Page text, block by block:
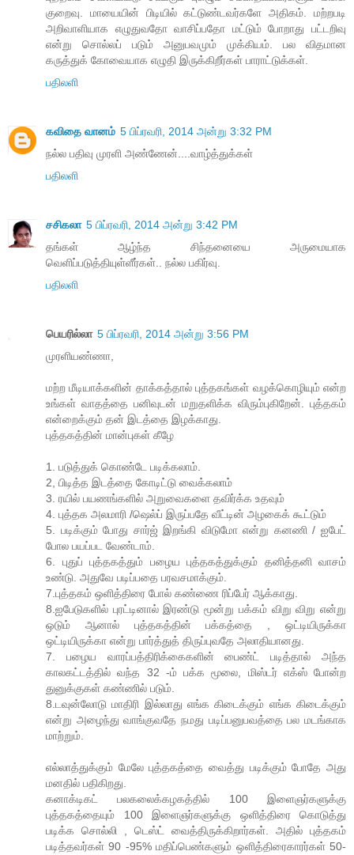
குறைவு. மாயையின் பிடியில் கட்டுண்டவர்களே அதிகம். மற்றபடி
அறிவாளியாக எழுதுவதோ வாசிப்பதோ மட்டும் போறாது பட்டறிவு
என்று சொல்லப் படும் அனுபவமும் முக்கியம். பல விதமான
கருத்துக் கோவையாக எழுதி இருக்கிறீர்கள் பாராட்டுக்கள்.
பதிலளி
கவிதை வானம் 5 பிப்ரவரி, 2014 அன்று 3:32 PM
நல்ல பதிவு முரளி அண்ணேன்....வாழ்த்துக்கள்
பதிலளி
சசிகலா 5 பிப்ரவரி, 2014 அன்று 3:42 PM
தங்கள் ஆழ்ந்த சிந்தனையை அருமையாக
வெளிப்படுத்தியுள்ளீர்கள்.. நல்ல பகிர்வு.
பதிலளி
பெயரில்லா 5 பிப்ரவரி, 2014 அன்று 3:56 PM
முரளியண்ணா,
மற்ற மீடியாக்களின் தாக்கத்தால் புத்தகங்கள் வழக்கொழியும் என்ற
உங்கள் வாதத்தை பனிவுடன் மறுதளிக்க விரும்புகிறேன். புத்தகம்
என்றைக்கும் தன் இடத்தை இழக்காது.
புத்தகத்தின் மான்புகள் கீழே
1. படுத்துக் கொண்டே படிக்கலாம்.
2, பிடித்த இடத்தை கோடிட்டு வைக்கலாம்
3. ரயில் பயணங்களில் அறுவைகளை தவிர்க்க உதவும்
4. புத்தக அலமாரி /ஷெல்ப் இருப்பதே வீட்டின் அழகைக் கூட்டும்
5. படிக்கும் போது சார்ஜ் இறங்கி விடுமோ என்று கனணி / ஐபேட்
போல பயப்பட வேண்டாம்.
6. புதுப் புத்தகத்தும் பழைய புத்தகத்துக்கும் தனித்தனி வாசம்
உண்டு. அதுவே படிப்பதை பரவசமாக்கும்.
7.புத்தகம் ஒளித்திரை போல் கண்ணை ரிப்பேர் ஆக்காது.
8.ஐபேடுகளில் புரட்டினால் இரண்டு மூன்று பக்கம் விறு விறு என்று
ஒடும் ஆனால் புத்தகத்தின் பக்கத்தை , ஒட்டியிருக்கா
ஒட்டியிருக்கா என்று பார்த்துத் திருப்புவதே அலாதியானது.
7. பழைய வாரப்பத்திரிக்கைகளின் பைண்ட் படித்தால் அந்த
காலகட்டத்தில் வந்த 32 -ம் பக்க மூலை, மிஸ்டர் எக்ஸ் போன்ற
துனுக்குகள் கண்ணில் படும்.
8.டவுன்லோடு மாதிரி இல்லாது எங்க கிடைக்கும் எங்க கிடைக்கும்
என்று அழைந்து வாங்குவதே நமது படிப்பனுபவத்தை பல மடங்காக
மாற்றும்.
எல்லாத்துக்கும் மேலே புத்தகத்தை வைத்து படிக்கும் போதே அது
மனதில் பதிகிறது.
கனாக்டிகட் பலகலைக்கழகத்தில் 100 இளைஞர்களுக்கு
புத்தகத்தையும் 100 இளைஞர்களுக்கு ஒளித்திரை கொடுத்து
படிக்க சொல்லி , டெஸ்ட் வைத்திருக்கிறார்கள். அதில் புத்தகம்
படித்தவர்கள் 90 -95% மதிப்பெண்களும் ஒளித்திரைகாரர்கள் 50-